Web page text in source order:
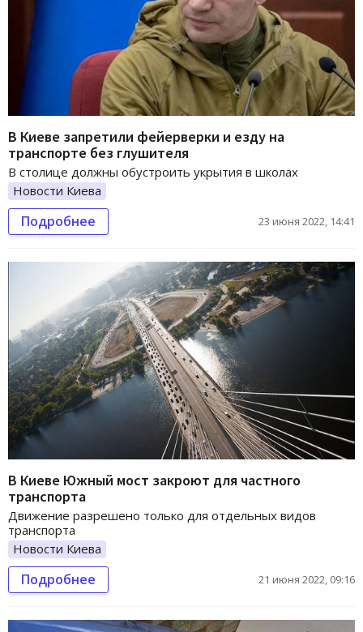
В Киеве запретили фейерверки и езду на
транспорте без глушителя
В столице должны обустроить укрытия в школах
Новости Киева
Подробнее 23 июня 2022, 14:41
В Киеве Южный мост закроют для частного
транспорта
Движение разрешено только для отдельных видов
транспорта
Новости Киева
Подробнее 21 июня 2022, 09:16